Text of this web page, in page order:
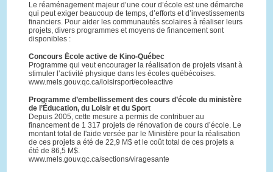
Le réaménagement majeur d’une cour d’école est une démarche
qui peut exiger beaucoup de temps, d’efforts et d’investissements
financiers. Pour aider les communautés scolaires à réaliser leurs
projets, divers programmes et moyens de financement sont
disponibles :
Concours École active de Kino-Québec
Programme qui veut encourager la réalisation de projets visant à
stimuler l’activité physique dans les écoles québécoises.
www.mels.gouv.qc.ca/loisirsport/ecoleactive
Programme d’embellissement des cours d’école du ministère
de l’Éducation, du Loisir et du Sport
Depuis 2005, cette mesure a permis de contribuer au
financement de 1 317 projets de rénovation de cours d’école. Le
montant total de l'aide versée par le Ministère pour la réalisation
de ces projets a été de 22,9 M$ et le coût total de ces projets a
été de 86,5 M$.
www.mels.gouv.qc.ca/sections/viragesante